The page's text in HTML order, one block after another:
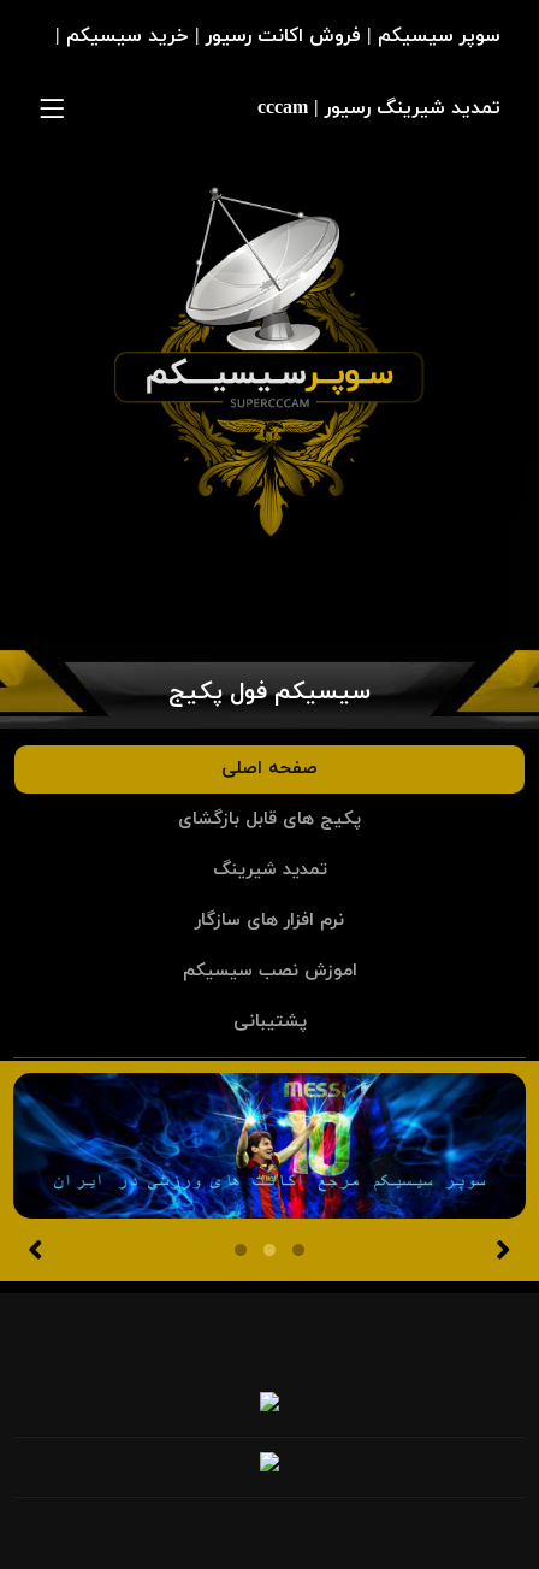
سیسیکم فول پکیج
صفحه اصلی
پکیج های قابل بازگشای
تمدید شیرینگ
نرم افزار های سازگار
اموزش نصب سیسیکم
پشتیبانی
سوپر سیسیکم | فروش اکانت رسیور | خرید سیسیکم |
تمدید شیرینگ رسیور | cccam